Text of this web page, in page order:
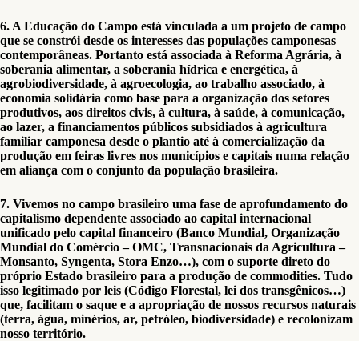
6. A Educação do Campo está vinculada a um projeto de campo
que se constrói desde os interesses das populações camponesas
contemporâneas. Portanto está associada à Reforma Agrária, à
soberania alimentar, a soberania hídrica e energética, à
agrobiodiversidade, à agroecologia, ao trabalho associado, à
economia solidária como base para a organização dos setores
produtivos, aos direitos civis, à cultura, à saúde, à comunicação,
ao lazer, a financiamentos públicos subsidiados à agricultura
familiar camponesa desde o plantio até à comercialização da
produção em feiras livres nos municípios e capitais numa relação
em aliança com o conjunto da população brasileira.
7. Vivemos no campo brasileiro uma fase de aprofundamento do
capitalismo dependente associado ao capital internacional
unificado pelo capital financeiro (Banco Mundial, Organização
Mundial do Comércio – OMC, Transnacionais da Agricultura –
Monsanto, Syngenta, Stora Enzo…), com o suporte direto do
próprio Estado brasileiro para a produção de commodities. Tudo
isso legitimado por leis (Código Florestal, lei dos transgênicos…)
que, facilitam o saque e a apropriação de nossos recursos naturais
(terra, água, minérios, ar, petróleo, biodiversidade) e recolonizam
nosso território.